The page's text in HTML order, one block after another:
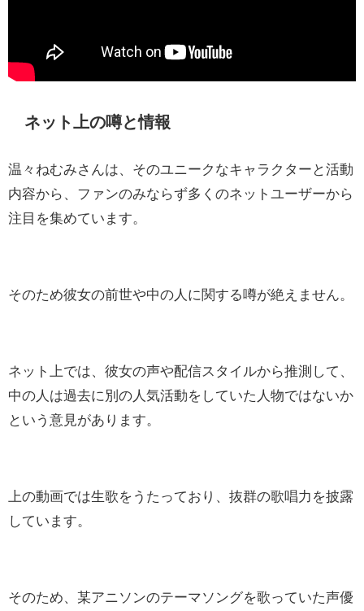
ネット上の噂と情報
温々ねむみさんは、そのユニークなキャラクターと活動
内容から、ファンのみならず多くのネットユーザーから
注目を集めています。
そのため彼女の前世や中の人に関する噂が絶えません。
ネット上では、彼女の声や配信スタイルから推測して、
中の人は過去に別の人気活動をしていた人物ではないか
という意見があります。
上の動画では生歌をうたっており、抜群の歌唱力を披露
しています。
そのため、某アニソンのテーマソングを歌っていた声優